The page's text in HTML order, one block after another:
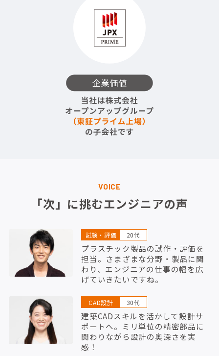
VOICE
「次」に挑むエンジニアの声
試験・評価 20代
プラスチック製品の試作・評価を
担当。さまざまな分野・製品に関
わり、エンジニアの仕事の幅を広
げていきたいですね。
CAD設計 30代
建築CADスキルを活かして設計サ
ポートへ。ミリ単位の精密部品に
関わりながら設計の奥深さを実
感！